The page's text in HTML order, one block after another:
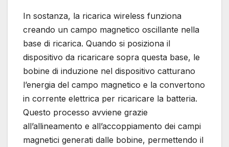
In sostanza, la ricarica wireless funziona
creando un campo magnetico oscillante nella
base di ricarica. Quando si posiziona il
dispositivo da ricaricare sopra questa base, le
bobine di induzione nel dispositivo catturano
l’energia del campo magnetico e la convertono
in corrente elettrica per ricaricare la batteria.
Questo processo avviene grazie
all’allineamento e all’accoppiamento dei campi
magnetici generati dalle bobine, permettendo il